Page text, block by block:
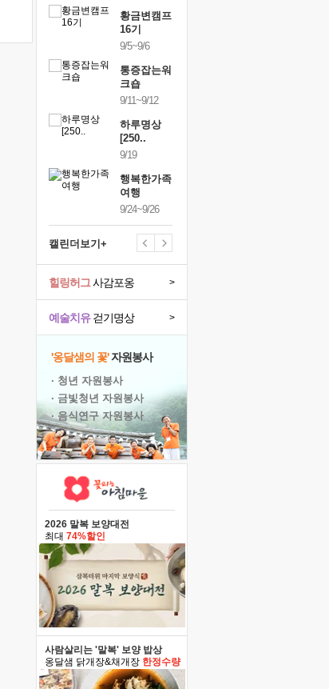
황금변캠프
16기
9/5~9/6
통증잡는워
크숍
9/11~9/12
하루명상
[250..
9/19
행복한가족
여행
9/24~9/26
캘린더보기+
예술치유걷기명상 >
힐링허그사감포옹 >
'옹달샘의 꽃'자원봉사
· 청년 자원봉사
· 금빛청년 자원봉사
· 음식연구 자원봉사
2026 말복 보양대전
최대 74%할인
사람살리는 '말복' 보양 밥상
옹달샘 닭개장&채개장 한정수량